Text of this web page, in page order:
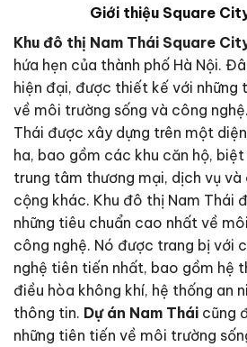
Giới thiệu Square
Khu đô thị Nam Thái Square
hứa hẹn của thành phố Hà Nội.
hiện đại, được thiết kế với những
về môi trường sống và công
Thái được xây dựng trên một
ha, bao gồm các khu căn hộ,
trung tâm thương mại, dịch vụ
cộng khác. Khu đô thị Nam Thái
những tiêu chuẩn cao nhất về
công nghệ. Nó được trang bị với
nghệ tiên tiến nhất, bao gồm hệ
điều hòa không khí, hệ thống an
thông tin. Dự án Nam Thái cũng
những tiên tiến về môi trường